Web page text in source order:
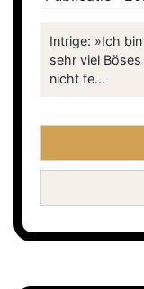
Intrige: »Ich
sehr viel
nicht fe...